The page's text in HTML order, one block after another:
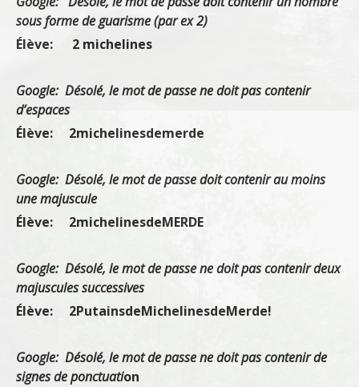
sous forme de guarisme (par ex 2)
Élève: 2 michelines
Google: Désolé, le mot de passe ne doit pas contenir
d’espaces
Élève: 2michelinesdemerde
Google: Désolé, le mot de passe doit contenir au moins
une majuscule
Élève: 2michelinesdeMERDE
Google: Désolé, le mot de passe ne doit pas contenir deux
majuscules successives
Élève: 2PutainsdeMichelinesdeMerde!
Google: Désolé, le mot de passe ne doit pas contenir de
signes de ponctuation